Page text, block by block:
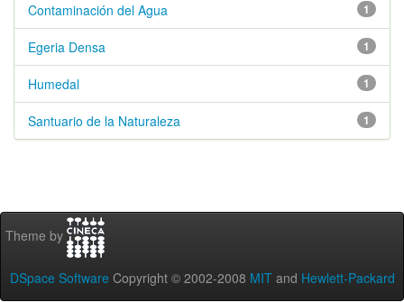
1
Contaminación del Agua
1
Egeria Densa
1
Humedal
1
Santuario de la Naturaleza
Theme by
DSpace Software Copyright © 2002-2008 MIT and Hewlett-Packard